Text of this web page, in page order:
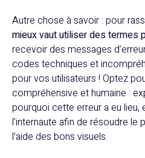
Autre chose à savoir : pour
mieux vaut utiliser des termes
recevoir des messages
codes techniques et
pour vos utilisateurs ! Optez
compréhensive et humaine :
pourquoi cette erreur a eu
l’internaute afin de résoudre
l’aide des bons visuels.